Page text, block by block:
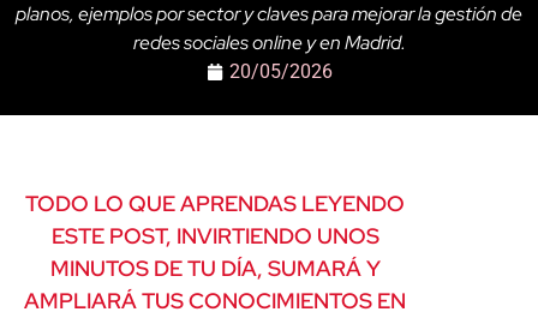
planos, ejemplos por sector y claves para mejorar la gestión de
redes sociales online y en Madrid.
20/05/2026
TODO LO QUE APRENDAS LEYENDO
ESTE POST, INVIRTIENDO UNOS
MINUTOS DE TU DÍA, SUMARÁ Y
AMPLIARÁ TUS CONOCIMIENTOS EN